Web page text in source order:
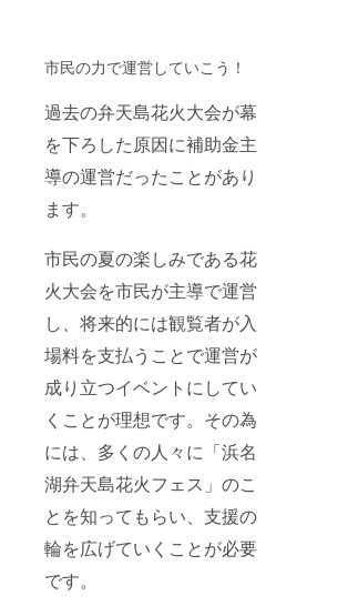
市民の力で運営していこう！
過去の弁天島花火大会が幕
を下ろした原因に補助金主
導の運営だったことがあり
ます。
市民の夏の楽しみである花
火大会を市民が主導で運営
し、将来的には観覧者が入
場料を支払うことで運営が
成り立つイベントにしてい
くことが理想です。その為
には、多くの人々に「浜名
湖弁天島花火フェス」のこ
とを知ってもらい、支援の
輪を広げていくことが必要
です。